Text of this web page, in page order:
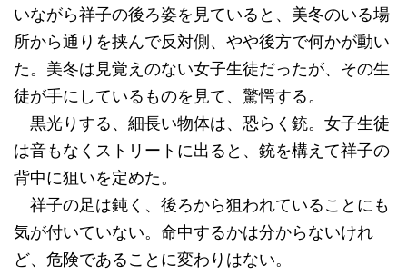
いながら祥子の後ろ姿を見ていると、美冬のいる場
所から通りを挟んで反対側、やや後方で何かが動い
た。美冬は見覚えのない女子生徒だったが、その生
徒が手にしているものを見て、驚愕する。
黒光りする、細長い物体は、恐らく銃。女子生徒
は音もなくストリートに出ると、銃を構えて祥子の
背中に狙いを定めた。
祥子の足は鈍く、後ろから狙われていることにも
気が付いていない。命中するかは分からないけれ
ど、危険であることに変わりはない。